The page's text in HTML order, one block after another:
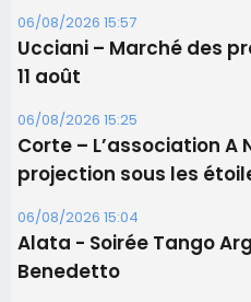
06/08/2026 15:04
Alata - Soirée Tango
Benedetto
05/08/2026 09:53
Biguglia : messe de la
procession le 14 août
Les plus lus